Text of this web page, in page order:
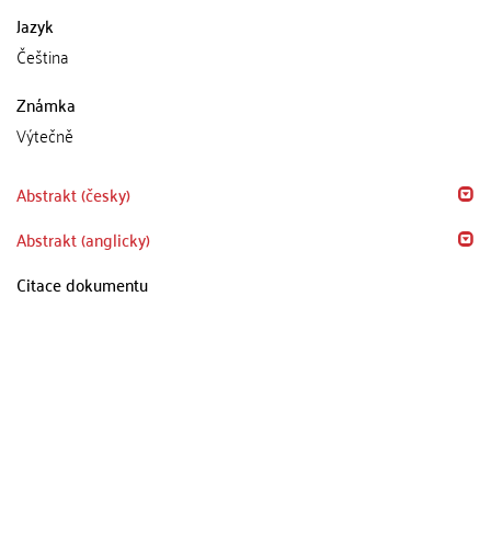
Jazyk
Čeština
Známka
Výtečně
Abstrakt (česky)
Abstrakt (anglicky)
Citace dokumentu